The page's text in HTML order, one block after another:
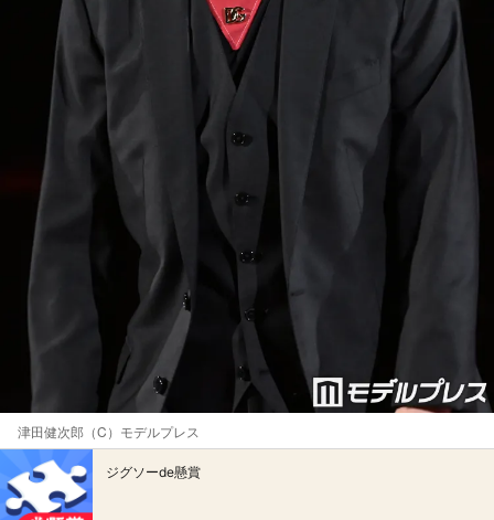
津田健次郎（C）モデルプレス
ジグソーde懸賞